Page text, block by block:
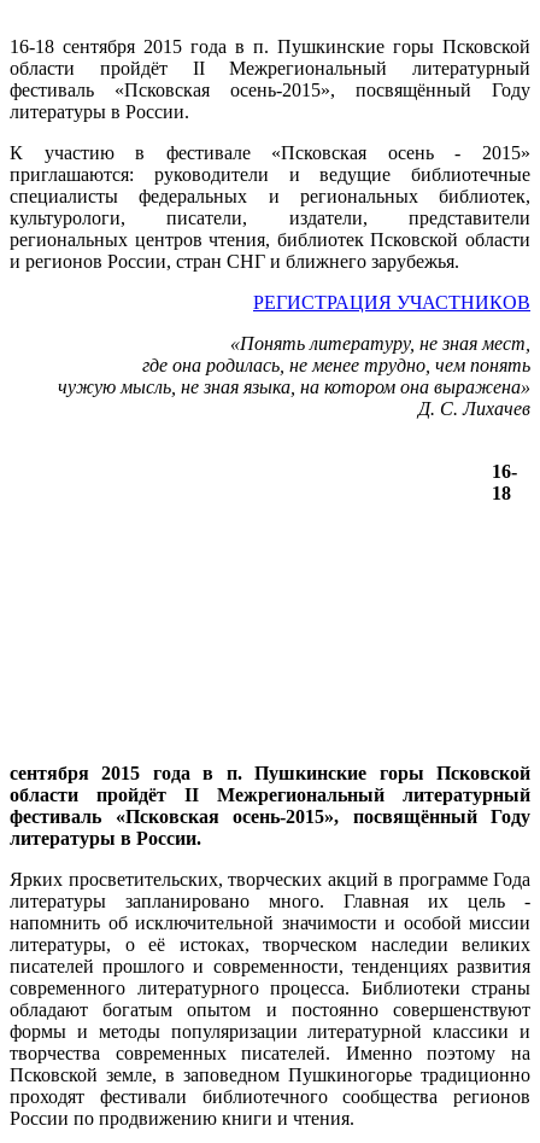
16-18 сентября 2015 года в п. Пушкинские горы Псковской
области пройдёт II Межрегиональный литературный
фестиваль «Псковская осень-2015», посвящённый Году
литературы в России.
К участию в фестивале «Псковская осень - 2015»
приглашаются: руководители и ведущие библиотечные
специалисты федеральных и региональных библиотек,
культурологи, писатели, издатели, представители
региональных центров чтения, библиотек Псковской области
и регионов России, стран СНГ и ближнего зарубежья.
РЕГИСТРАЦИЯ УЧАСТНИКОВ
«Понять литературу, не зная мест,
где она родилась, не менее трудно, чем понять
чужую мысль, не зная языка, на котором она выражена»
Д. С. Лихачев
16-
18
сентября 2015 года в п. Пушкинские горы Псковской
области пройдёт II Межрегиональный литературный
фестиваль «Псковская осень-2015», посвящённый Году
литературы в России.
Ярких просветительских, творческих акций в программе Года
литературы запланировано много. Главная их цель -
напомнить об исключительной значимости и особой миссии
литературы, о её истоках, творческом наследии великих
писателей прошлого и современности, тенденциях развития
современного литературного процесса. Библиотеки страны
обладают богатым опытом и постоянно совершенствуют
формы и методы популяризации литературной классики и
творчества современных писателей. Именно поэтому на
Псковской земле, в заповедном Пушкиногорье традиционно
проходят фестивали библиотечного сообщества регионов
России по продвижению книги и чтения.